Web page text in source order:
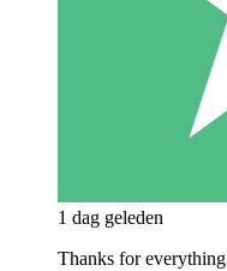
1 dag geleden
Thanks for everything